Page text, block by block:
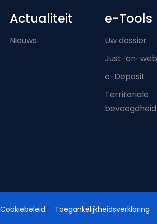
Actualiteit
Nieuws
e-Tools
Uw dossier
Just-on-web
e-Deposit
Territoriale
bevoegdheid
Cookiebeleid Toegankelijkheidsverklaring